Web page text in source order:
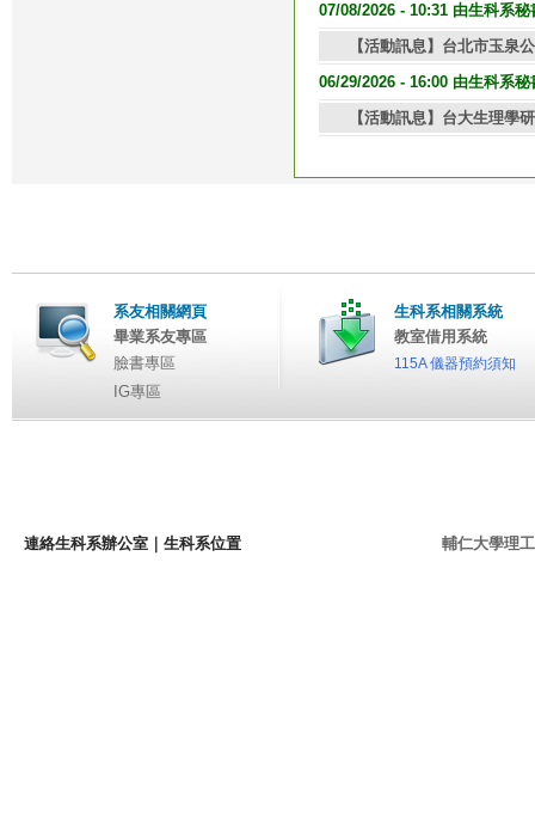
07/08/2026 - 10:31 由生科系秘
【活動訊息】台北市玉泉
06/29/2026 - 16:00 由生科系秘
【活動訊息】台大生理學
系友相關網頁
畢業系友專區
臉書專區
IG專區
生科系相關系統
教室借用系統
115A 儀器預約須知
連絡生科系辦公室 生科系位置 輔仁大學理